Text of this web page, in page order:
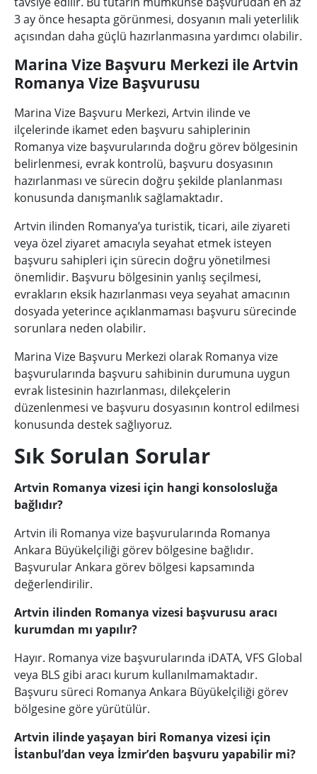
3 ay önce hesapta görünmesi, dosyanın mali yeterlilik
açısından daha güçlü hazırlanmasına yardımcı olabilir.
Marina Vize Başvuru Merkezi ile Artvin
Romanya Vize Başvurusu
Marina Vize Başvuru Merkezi, Artvin ilinde ve
ilçelerinde ikamet eden başvuru sahiplerinin
Romanya vize başvurularında doğru görev bölgesinin
belirlenmesi, evrak kontrolü, başvuru dosyasının
hazırlanması ve sürecin doğru şekilde planlanması
konusunda danışmanlık sağlamaktadır.
Artvin ilinden Romanya’ya turistik, ticari, aile ziyareti
veya özel ziyaret amacıyla seyahat etmek isteyen
başvuru sahipleri için sürecin doğru yönetilmesi
önemlidir. Başvuru bölgesinin yanlış seçilmesi,
evrakların eksik hazırlanması veya seyahat amacının
dosyada yeterince açıklanmaması başvuru sürecinde
sorunlara neden olabilir.
Marina Vize Başvuru Merkezi olarak Romanya vize
başvurularında başvuru sahibinin durumuna uygun
evrak listesinin hazırlanması, dilekçelerin
düzenlenmesi ve başvuru dosyasının kontrol edilmesi
konusunda destek sağlıyoruz.
Sık Sorulan Sorular
Artvin Romanya vizesi için hangi konsolosluğa
bağlıdır?
Artvin ili Romanya vize başvurularında Romanya
Ankara Büyükelçiliği görev bölgesine bağlıdır.
Başvurular Ankara görev bölgesi kapsamında
değerlendirilir.
Artvin ilinden Romanya vizesi başvurusu aracı
kurumdan mı yapılır?
Hayır. Romanya vize başvurularında iDATA, VFS Global
veya BLS gibi aracı kurum kullanılmamaktadır.
Başvuru süreci Romanya Ankara Büyükelçiliği görev
bölgesine göre yürütülür.
Artvin ilinde yaşayan biri Romanya vizesi için
İstanbul’dan veya İzmir’den başvuru yapabilir mi?